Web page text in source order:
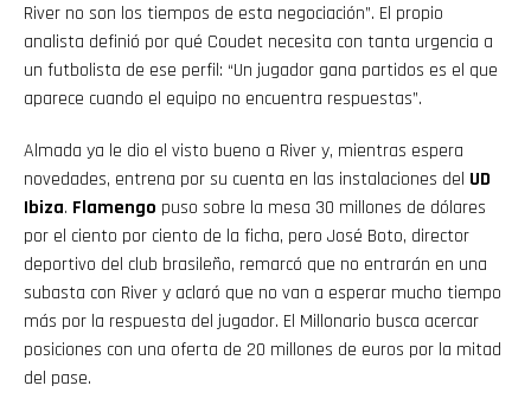
River no son los tiempos de esta negociación”. El propio
analista definió por qué Coudet necesita con tanta urgencia a
un futbolista de ese perfil: “Un jugador gana partidos es el que
aparece cuando el equipo no encuentra respuestas”.
Almada ya le dio el visto bueno a River y, mientras espera
novedades, entrena por su cuenta en las instalaciones del UD
Ibiza. Flamengo puso sobre la mesa 30 millones de dólares
por el ciento por ciento de la ficha, pero José Boto, director
deportivo del club brasileño, remarcó que no entrarán en una
subasta con River y aclaró que no van a esperar mucho tiempo
más por la respuesta del jugador. El Millonario busca acercar
posiciones con una oferta de 20 millones de euros por la mitad
del pase.